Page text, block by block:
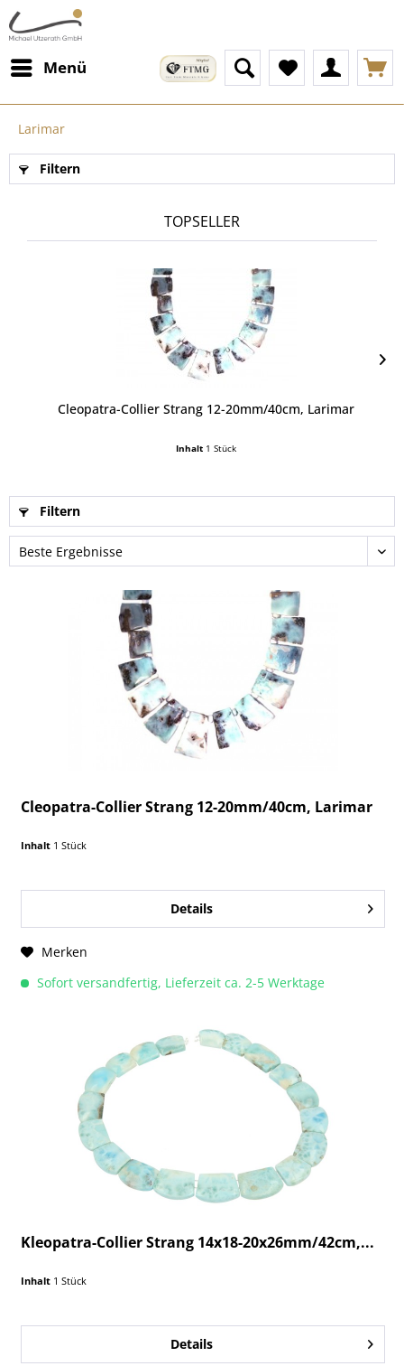
Menü
Larimar
Filtern
TOPSELLER
Cleopatra-Collier Strang 12-20mm/40cm, Larimar
Inhalt 1 Stück
Filtern
Cleopatra-Collier Strang 12-20mm/40cm, Larimar
Inhalt 1 Stück
Details
Merken
Sofort versandfertig, Lieferzeit ca. 2-5 Werktage
Kleopatra-Collier Strang 14x18-20x26mm/42cm,...
Inhalt 1 Stück
Details